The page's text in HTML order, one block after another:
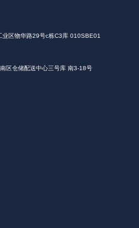
业区物华路29号c栋C3库 010SBE01
区仓储配送中心三号库 南3-18号